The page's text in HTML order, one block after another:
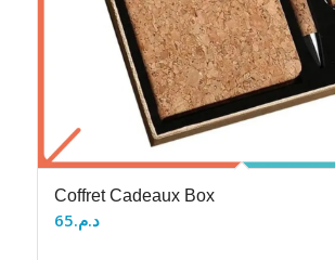
Coffret Cadeaux Box
د.م.65